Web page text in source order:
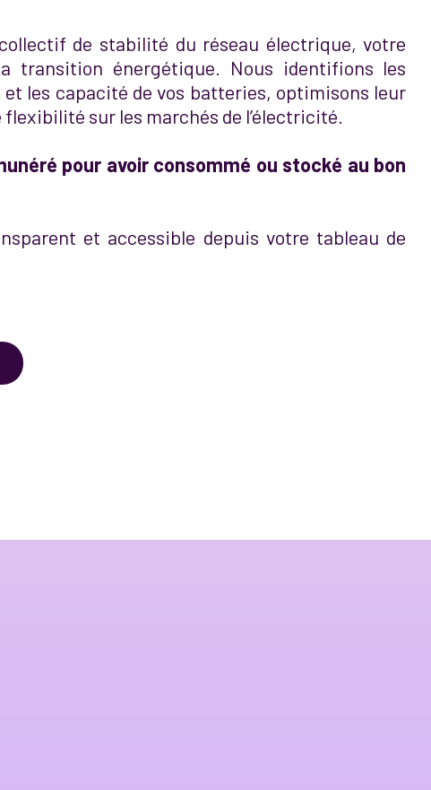
de stabilité du réseau électrique, votre
transition énergétique. Nous identifions les
les capacité de vos batteries, optimisons leur
sur les marchés de l’électricité.
pour avoir consommé ou stocké au bon
et accessible depuis votre tableau de